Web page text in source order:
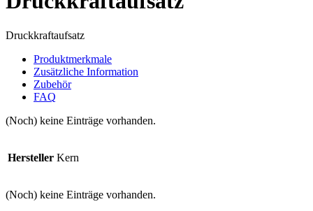
Druckkraftaufsatz
Produktmerkmale
Zusätzliche Information
Zubehör
FAQ
(Noch) keine Einträge vorhanden.
Hersteller Kern
(Noch) keine Einträge vorhanden.